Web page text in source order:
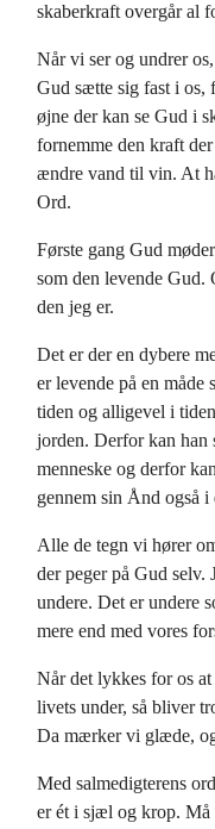
skaberkraft overgår al
Når vi ser og undrer
Gud sætte sig fast i os,
øjne der kan se Gud i
fornemme den kraft
ændre vand til vin. At
Ord.
Første gang Gud
som den levende Gud.
den jeg er.
Det er der en dybere
er levende på en
tiden og alligevel i
jorden. Derfor kan han
menneske og derfor
gennem sin Ånd også i
Alle de tegn vi hører
der peger på Gud selv.
undere. Det er undere
mere end med vores
Når det lykkes for os
livets under, så bliver
Da mærker vi glæde,
Med salmedigterens
er ét i sjæl og krop. Må